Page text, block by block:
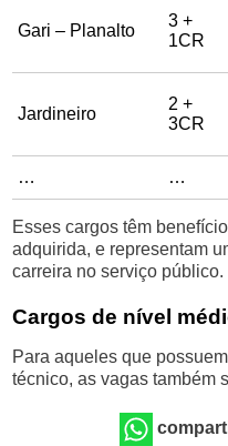
Gari – Planalto
3 +
1CR
Jardineiro
2 +
3CR
… …
Esses cargos têm
adquirida, e representam
carreira no serviço público.
Cargos de nível
Para aqueles que
técnico, as vagas também